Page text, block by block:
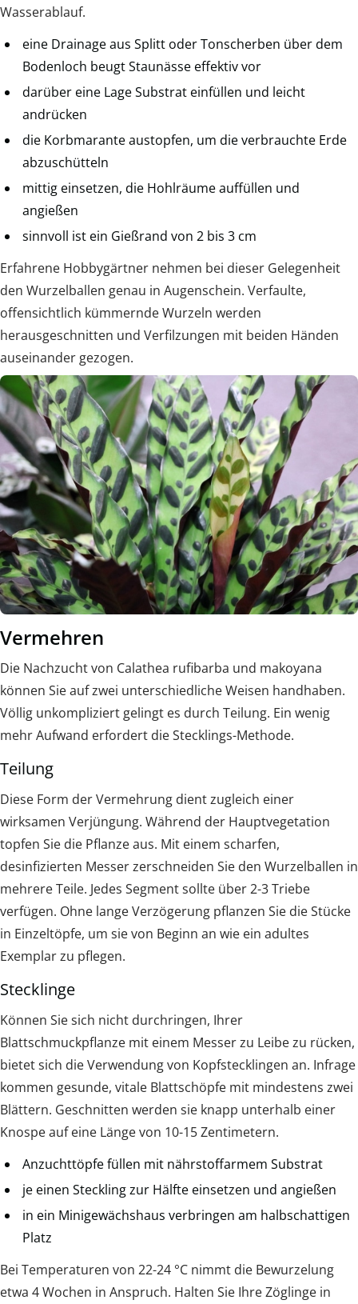
Wasserablauf.
eine Drainage aus Splitt oder Tonscherben über dem
Bodenloch beugt Staunässe effektiv vor
darüber eine Lage Substrat einfüllen und leicht
andrücken
die Korbmarante austopfen, um die verbrauchte Erde
abzuschütteln
mittig einsetzen, die Hohlräume auffüllen und
angießen
sinnvoll ist ein Gießrand von 2 bis 3 cm
Erfahrene Hobbygärtner nehmen bei dieser Gelegenheit
den Wurzelballen genau in Augenschein. Verfaulte,
offensichtlich kümmernde Wurzeln werden
herausgeschnitten und Verfilzungen mit beiden Händen
auseinander gezogen.
Vermehren
Die Nachzucht von Calathea rufibarba und makoyana
können Sie auf zwei unterschiedliche Weisen handhaben.
Völlig unkompliziert gelingt es durch Teilung. Ein wenig
mehr Aufwand erfordert die Stecklings-Methode.
Teilung
Diese Form der Vermehrung dient zugleich einer
wirksamen Verjüngung. Während der Hauptvegetation
topfen Sie die Pflanze aus. Mit einem scharfen,
desinfizierten Messer zerschneiden Sie den Wurzelballen in
mehrere Teile. Jedes Segment sollte über 2-3 Triebe
verfügen. Ohne lange Verzögerung pflanzen Sie die Stücke
in Einzeltöpfe, um sie von Beginn an wie ein adultes
Exemplar zu pflegen.
Stecklinge
Können Sie sich nicht durchringen, Ihrer
Blattschmuckpflanze mit einem Messer zu Leibe zu rücken,
bietet sich die Verwendung von Kopfstecklingen an. Infrage
kommen gesunde, vitale Blattschöpfe mit mindestens zwei
Blättern. Geschnitten werden sie knapp unterhalb einer
Knospe auf eine Länge von 10-15 Zentimetern.
Anzuchttöpfe füllen mit nährstoffarmem Substrat
je einen Steckling zur Hälfte einsetzen und angießen
in ein Minigewächshaus verbringen am halbschattigen
Platz
Bei Temperaturen von 22-24 °C nimmt die Bewurzelung
etwa 4 Wochen in Anspruch. Halten Sie Ihre Zöglinge in